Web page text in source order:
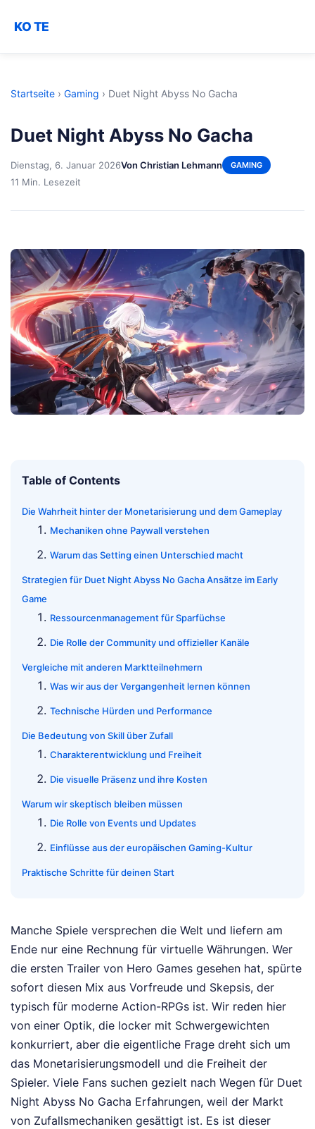
KO TE
Startseite › Gaming › Duet Night Abyss No Gacha
Duet Night Abyss No Gacha
Dienstag, 6. Januar 2026Von Christian Lehmann GAMING
11 Min. Lesezeit
Table of Contents
Die Wahrheit hinter der Monetarisierung und dem Gameplay
Mechaniken ohne Paywall verstehen
Warum das Setting einen Unterschied macht
Strategien für Duet Night Abyss No Gacha Ansätze im Early
Game
Ressourcenmanagement für Sparfüchse
Die Rolle der Community und offizieller Kanäle
Vergleiche mit anderen Marktteilnehmern
Was wir aus der Vergangenheit lernen können
Technische Hürden und Performance
Die Bedeutung von Skill über Zufall
Charakterentwicklung und Freiheit
Die visuelle Präsenz und ihre Kosten
Warum wir skeptisch bleiben müssen
Die Rolle von Events und Updates
Einflüsse aus der europäischen Gaming-Kultur
Praktische Schritte für deinen Start
Manche Spiele versprechen die Welt und liefern am
Ende nur eine Rechnung für virtuelle Währungen. Wer
die ersten Trailer von Hero Games gesehen hat, spürte
sofort diesen Mix aus Vorfreude und Skepsis, der
typisch für moderne Action-RPGs ist. Wir reden hier
von einer Optik, die locker mit Schwergewichten
konkurriert, aber die eigentliche Frage dreht sich um
das Monetarisierungsmodell und die Freiheit der
Spieler. Viele Fans suchen gezielt nach Wegen für Duet
Night Abyss No Gacha Erfahrungen, weil der Markt
von Zufallsmechaniken gesättigt ist. Es ist dieser